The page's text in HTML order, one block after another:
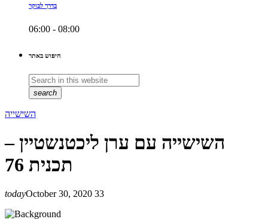
בדרך לבוקר
06:00 - 08:00
חיפוש באתר
search
השישייה
השישייה עם ערן ליכטנשטיין –
תכנית 76
todayOctober 30, 2020 33